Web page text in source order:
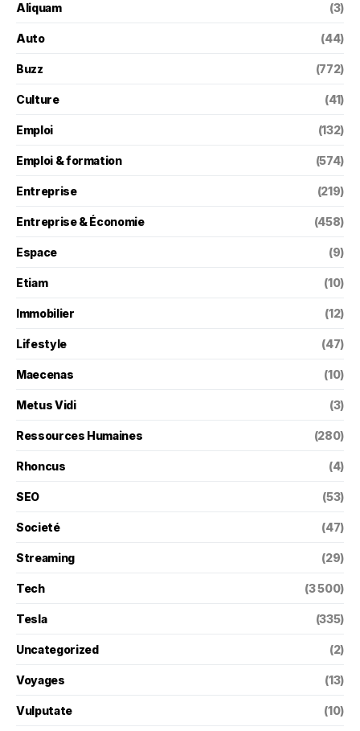
Aliquam (3)
Auto (44)
Buzz (772)
Culture (41)
Emploi (132)
Emploi & formation (574)
Entreprise (219)
Entreprise & Économie (458)
Espace (9)
Etiam (10)
Immobilier (12)
Lifestyle (47)
Maecenas (10)
Metus Vidi (3)
Ressources Humaines (280)
Rhoncus (4)
SEO (53)
Societé (47)
Streaming (29)
Tech (3 500)
Tesla (335)
Uncategorized (2)
Voyages (13)
Vulputate (10)